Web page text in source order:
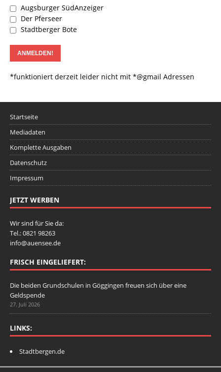
Augsburger SüdAnzeiger
Der Pferseer
Stadtberger Bote
*funktioniert derzeit leider nicht mit *@gmail Adressen
Startseite
Mediadaten
Komplette Ausgaben
Datenschutz
Impressum
JETZT WERBEN
Wir sind für Sie da:
Tel.: 0821 98263
info@auensee.de
FRISCH EINGELIEFERT:
Die beiden Grundschulen in Göggingen freuen sich über eine
Geldspende
27. Juli 2026
LINKS:
Stadtbergen.de